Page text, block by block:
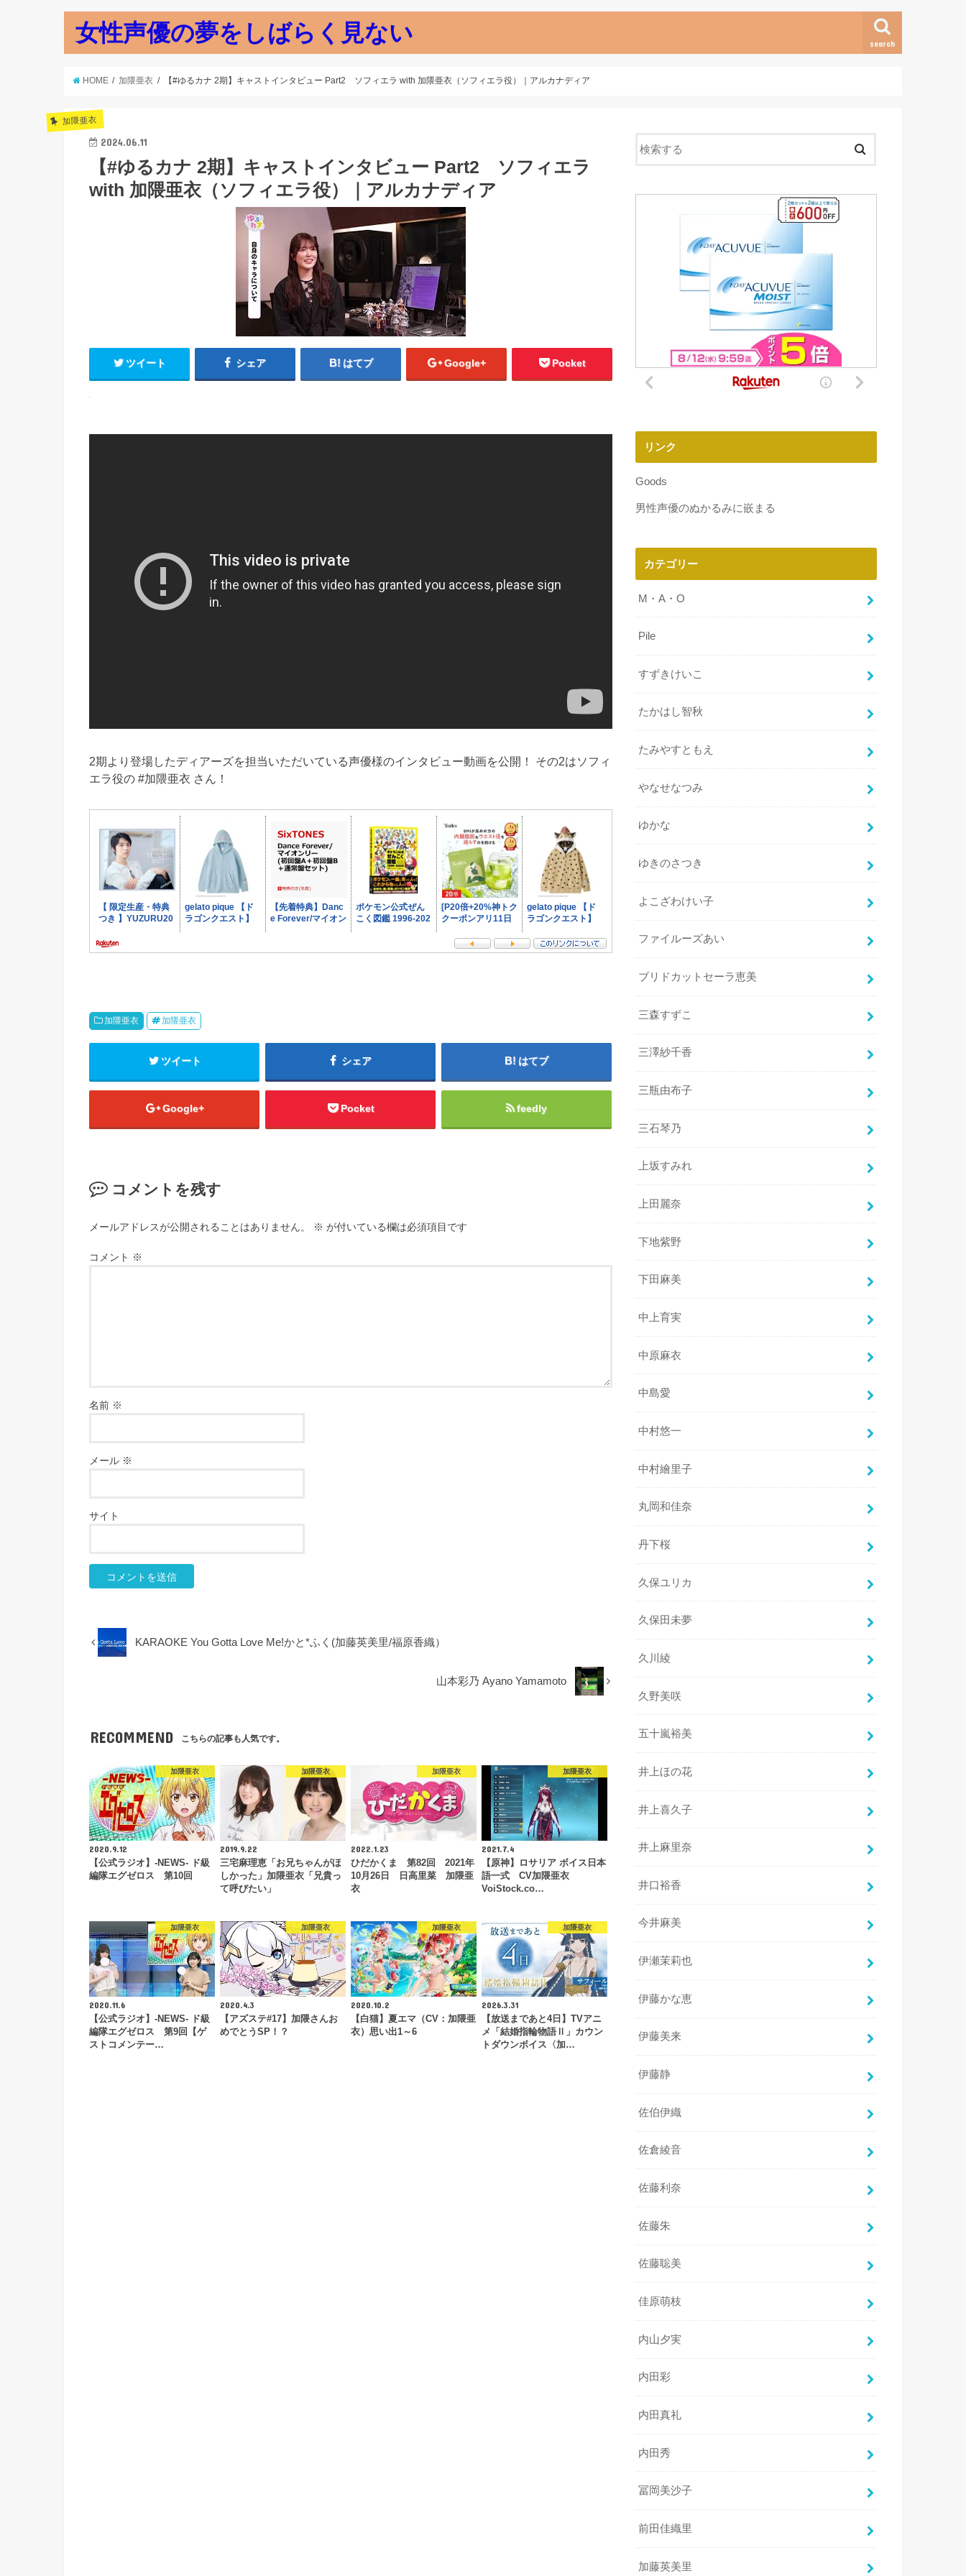
女性声優の夢をしばらく見ない search
HOME 加隈亜衣 【#ゆるカナ 2期】キャストインタビュー Part2 ソフィエラ with 加隈亜衣（ソフィエラ役）｜アルカナディア
加隈亜衣
2024.06.11
【#ゆるカナ 2期】キャストインタビュー Part2 ソフィエラ
with 加隈亜衣（ソフィエラ役）｜アルカナディア
ツイート シェア はてブ Google+ Pocket
2期より登場したディアーズを担当いただいている声優様のインタビュー動画を公開！ その2はソフィ
エラ役の #加隈亜衣 さん！
加隈亜衣 加隈亜衣
ツイート シェア はてブ
Google+ Pocket feedly
コメントを残す
メールアドレスが公開されることはありません。 ※ が付いている欄は必須項目です
コメント ※
名前 ※
メール ※
サイト
KARAOKE You Gotta Love Me!かと*ふく(加藤英美里/福原香織）
山本彩乃 Ayano Yamamoto
RECOMMEND こちらの記事も人気です。
加隈亜衣
2020.9.12
【公式ラジオ】-NEWS- ド級
編隊エグゼロス 第10回
加隈亜衣
2019.9.22
三宅麻理恵「お兄ちゃんがほ
しかった」加隈亜衣「兄貴っ
て呼びたい」
加隈亜衣
2022.1.23
ひだかくま 第82回 2021年
10月26日 日高里菜 加隈亜
衣
加隈亜衣
2021.7.4
【原神】ロサリア ボイス日本
語一式 CV加隈亜衣
VoiStock.co…
加隈亜衣
2020.11.6
【公式ラジオ】-NEWS- ド級
編隊エグゼロス 第9回【ゲ
ストコメンテー…
加隈亜衣
2020.4.3
【アズステ#17】加隈さんお
めでとうSP！？
加隈亜衣
2020.10.2
【白猫】夏エマ（CV：加隈亜
衣）思い出1～6
加隈亜衣
2026.3.31
【放送まであと4日】TVアニ
メ「結婚指輪物語Ⅱ」カウン
トダウンボイス〈加…
リンク
Goods
男性声優のぬかるみに嵌まる
カテゴリー
M・A・O
Pile
すずきけいこ
たかはし智秋
たみやすともえ
やなせなつみ
ゆかな
ゆきのさつき
よこざわけい子
ファイルーズあい
ブリドカットセーラ恵美
三森すずこ
三澤紗千香
三瓶由布子
三石琴乃
上坂すみれ
上田麗奈
下地紫野
下田麻美
中上育実
中原麻衣
中島愛
中村悠一
中村繪里子
丸岡和佳奈
丹下桜
久保ユリカ
久保田未夢
久川綾
久野美咲
五十嵐裕美
井上ほの花
井上喜久子
井上麻里奈
井口裕香
今井麻美
伊瀬茉莉也
伊藤かな恵
伊藤美来
伊藤静
佐伯伊織
佐倉綾音
佐藤利奈
佐藤朱
佐藤聡美
佳原萌枝
内山夕実
内田彩
内田真礼
内田秀
冨岡美沙子
前田佳織里
加藤英美里